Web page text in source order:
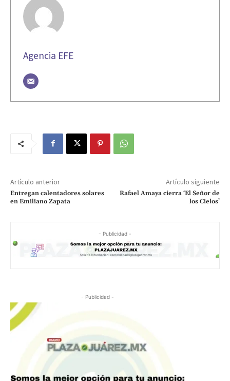
Agencia EFE
Artículo anterior
Entregan calentadores solares
en Emiliano Zapata
Artículo siguiente
Rafael Amaya cierra ‘El Señor de
los Cielos’
- Publicidad -
- Publicidad -